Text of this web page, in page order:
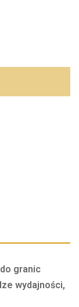
granic
wydajności,